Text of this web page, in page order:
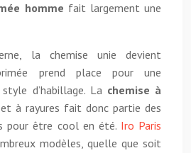
homme fait largement une
la chemise unie devient
prend place pour une
d’habillage. La chemise à
à rayures fait donc partie des
pour être cool en été. Iro Paris
modèles, quelle que soit